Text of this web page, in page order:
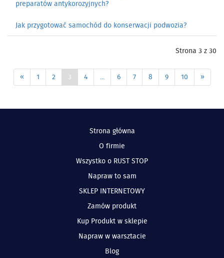
preparatów antykorozyjnych?
Jak przygotować samochód do konserwacji podwozia?
Strona 3 z 30
« 1 2 3 4 ... 6 7 8 9 10 »
Strona główna
O firmie
Wszystko o RUST STOP
Napraw to sam
SKLEP INTERNETOWY
Zamów produkt
Kup Produkt w sklepie
Napraw w warsztacie
Blog